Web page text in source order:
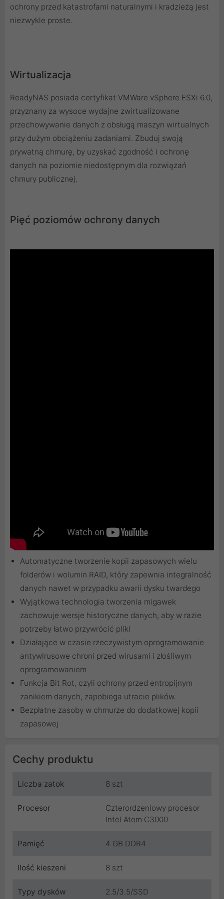
ochrony przed katastrofami naturalnymi i kradzieżą jest
niezwykle proste.
Wirtualizacja
ReadyNAS posiada certyfikat VMWare vSphere ESXi 6.0,
przyznany za wysoce wydajne zwirtualizowane
przechowywanie danych z obsługą maszyn wirtualnych
przy dużym obciążeniu zadaniami. Zbuduj swoją
prywatną chmurę, by uzyskać zgodność i ochronę
danych na poziomie niedostępnym dla rozwiązań
chmury publicznej.
Pięć poziomów ochrony danych
Automatyczne tworzenie kopii zapasowych wielu
folderów i wolumin RAID, który zapewnia integralność
danych nawet w przypadku awarii dysku twardego
Wyjątkowa technologia tworzenia migawek
zachowuje wersje historyczne danych, aby w razie
potrzeby łatwo przywrócić pliki
Działające w czasie rzeczywistym oprogramowanie
antywirusowe chroni przed wirusami i złośliwym
oprogramowaniem
Funkcja Bit Rot, czyli ochrony przed entropijnym
zanikiem danych, zapobiega utracie plików.
Bezpłatne zasoby w chmurze do dodatkowej kopii
zapasowej
Cechy produktu
Liczba zatok 8 szt
Procesor
Czterordzeniowy procesor
Intel Atom C3000
Pamięć 4 GB DDR4
Ilość kieszeni 8 szt
Typy dysków 2.5/3.5/SSD